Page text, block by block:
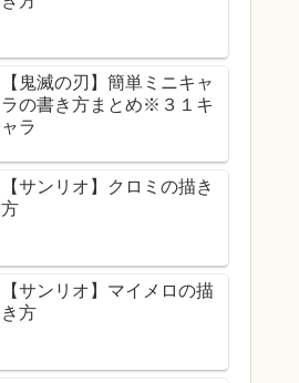
【鬼滅の刃】簡単ミニキャ
ラの書き方まとめ※３１キ
ャラ
【サンリオ】クロミの描き
方
【サンリオ】マイメロの描
き方